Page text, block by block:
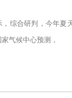
合研判，今年夏
气候中心预测，